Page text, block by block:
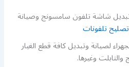
شاشة تلفون سامسونج وصيانة
تصليح تلفونات
لصيانة وتبديل كافة قطع الغيار
وغيرها.